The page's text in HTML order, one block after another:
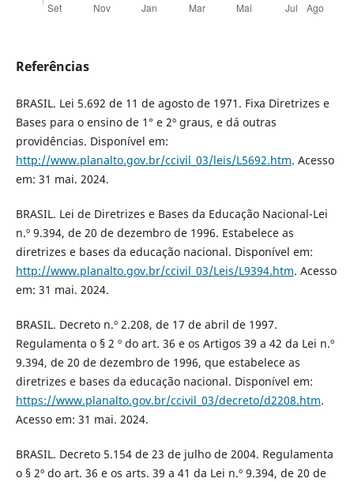
Referências
BRASIL. Lei 5.692 de 11 de agosto de 1971. Fixa Diretrizes e
Bases para o ensino de 1° e 2º graus, e dá outras
providências. Disponível em:
http://www.planalto.gov.br/ccivil_03/leis/L5692.htm. Acesso
em: 31 mai. 2024.
BRASIL. Lei de Diretrizes e Bases da Educação Nacional-Lei
n.º 9.394, de 20 de dezembro de 1996. Estabelece as
diretrizes e bases da educação nacional. Disponível em:
http://www.planalto.gov.br/ccivil_03/Leis/L9394.htm. Acesso
em: 31 mai. 2024.
BRASIL. Decreto n.º 2.208, de 17 de abril de 1997.
Regulamenta o § 2 º do art. 36 e os Artigos 39 a 42 da Lei n.º
9.394, de 20 de dezembro de 1996, que estabelece as
diretrizes e bases da educação nacional. Disponível em:
https://www.planalto.gov.br/ccivil_03/decreto/d2208.htm.
Acesso em: 31 mai. 2024.
BRASIL. Decreto 5.154 de 23 de julho de 2004. Regulamenta
o § 2º do art. 36 e os arts. 39 a 41 da Lei n.º 9.394, de 20 de